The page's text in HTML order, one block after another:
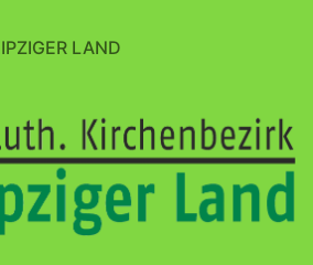
LAND